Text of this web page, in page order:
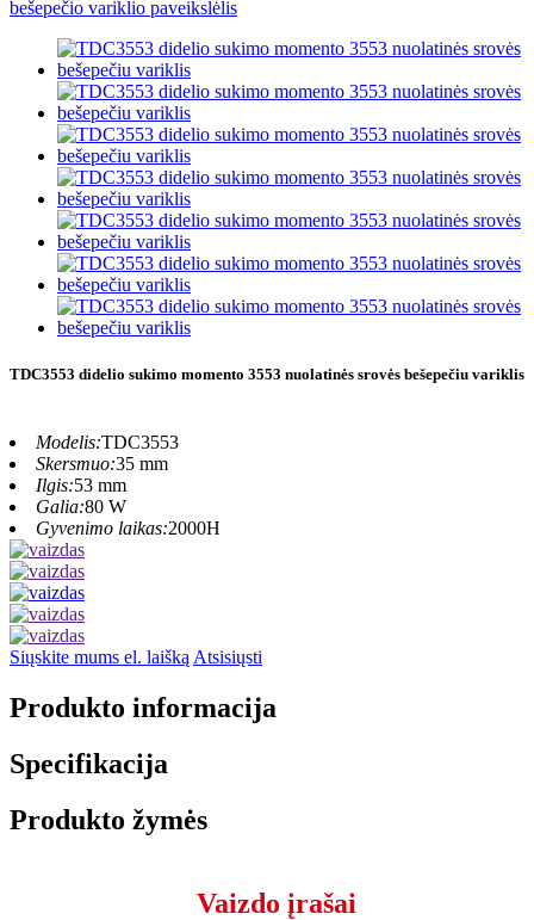
TDC3553 didelio sukimo momento 3553 nuolatinės srovės bešepečiu variklis
Modelis:TDC3553
Skersmuo:35 mm
Ilgis:53 mm
Galia:80 W
Gyvenimo laikas:2000H
Siųskite mums el. laišką Atsisiųsti
Produkto informacija
Specifikacija
Produkto žymės
Vaizdo įrašai